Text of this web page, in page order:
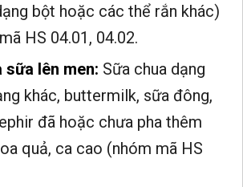
bột hoặc các thể rắn khác)
HS 04.01, 04.02.
sữa lên men: Sữa chua dạng
khác, buttermilk, sữa đông,
đã hoặc chưa pha thêm
quả, ca cao (nhóm mã HS